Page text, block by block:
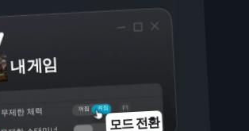
내 게임
켜짐
꺼짐
무제한 체력
모드 전환